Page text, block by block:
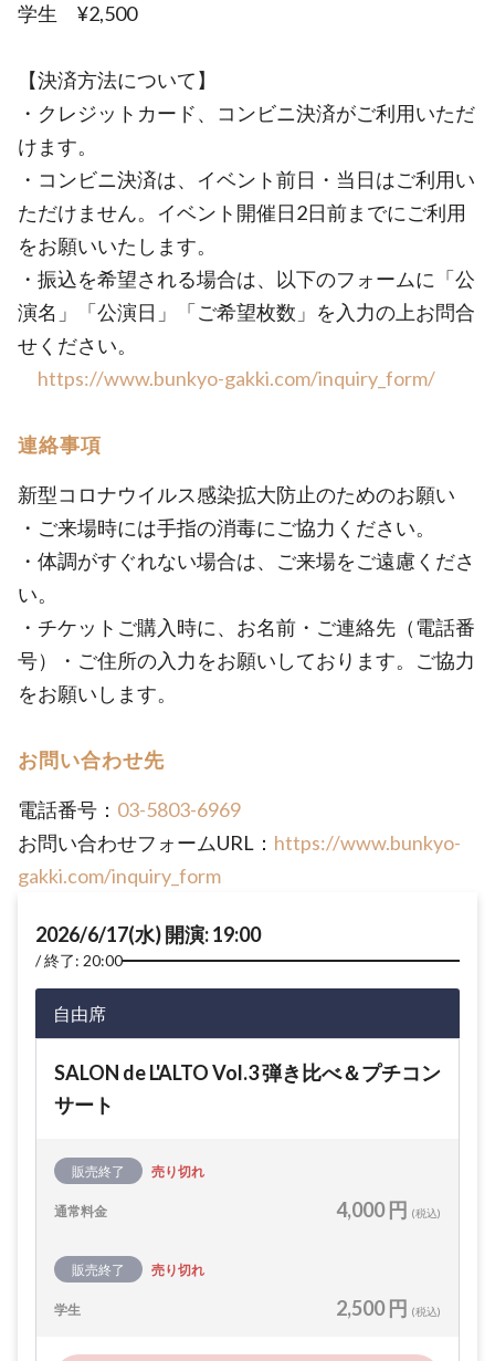
学生 ¥2,500
【決済方法について】
・クレジットカード、コンビニ決済がご利用いただ
けます。
・コンビニ決済は、イベント前日・当日はご利用い
ただけません。イベント開催日2日前までにご利用
をお願いいたします。
・振込を希望される場合は、以下のフォームに「公
演名」「公演日」「ご希望枚数」を入力の上お問合
せください。
https://www.bunkyo-gakki.com/inquiry_form/
連絡事項
新型コロナウイルス感染拡大防止のためのお願い
・ご来場時には手指の消毒にご協力ください。
・体調がすぐれない場合は、ご来場をご遠慮くださ
い。
・チケットご購入時に、お名前・ご連絡先（電話番
号）・ご住所の入力をお願いしております。ご協力
をお願いします。
お問い合わせ先
電話番号： 03-5803-6969
お問い合わせフォームURL： https://www.bunkyo-
gakki.com/inquiry_form
2026/6/17(水) 開演: 19:00
終了: 20:00
自由席
SALON de L'ALTO Vol.3 弾き比べ＆プチコン
サート
販売終了 売り切れ
通常料金 4,000 円 (税込)
販売終了 売り切れ
学生 2,500 円 (税込)